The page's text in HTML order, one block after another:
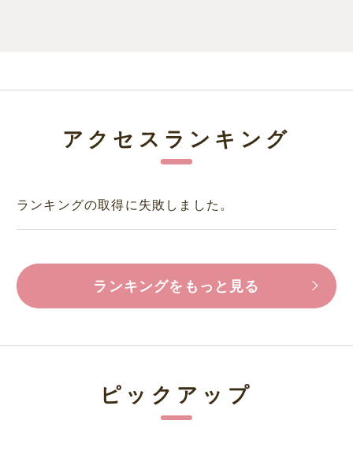
アクセスランキング
ランキングの取得に失敗しました。
ランキングをもっと見る
ピックアップ